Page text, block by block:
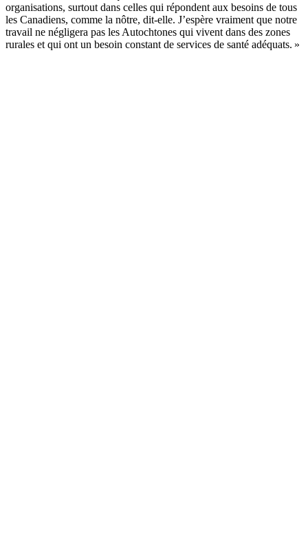
organisations, surtout dans celles qui répondent aux besoins de tous
les Canadiens, comme la nôtre, dit-elle. J’espère vraiment que notre
travail ne négligera pas les Autochtones qui vivent dans des zones
rurales et qui ont un besoin constant de services de santé adéquats. »